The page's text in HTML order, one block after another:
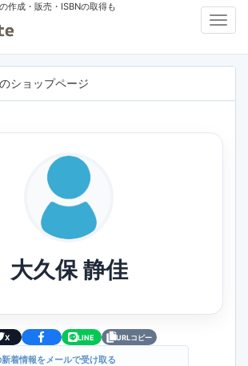
作成・販売・ISBNの取得も
ショップページ
大久保 静佳
X LINE URLコピー
着情報をメールで受け取る